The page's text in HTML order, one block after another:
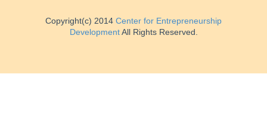
Copyright(c) 2014 Center for Entrepreneurship
DevelopmentAll Rights Reserved.